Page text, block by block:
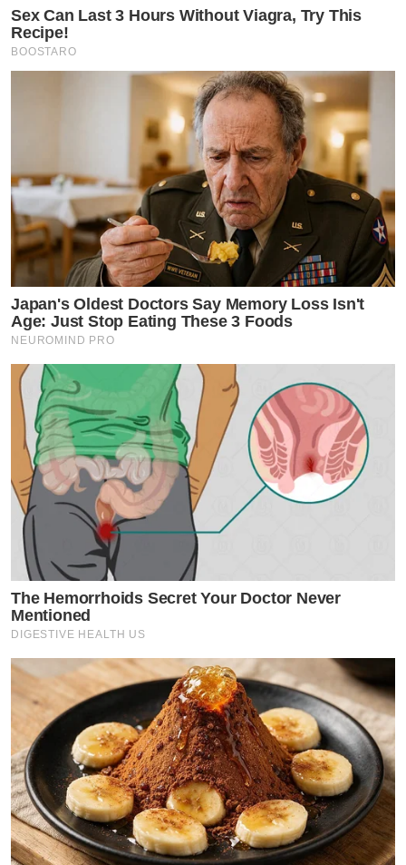
by TVPOOL ONLINE
Sex Can Last 3 Hours Without Viagra, Try This
Recipe!
BOOSTARO
Japan's Oldest Doctors Say Memory Loss Isn't
Age: Just Stop Eating These 3 Foods
NEUROMIND PRO
The Hemorrhoids Secret Your Doctor Never
Mentioned
DIGESTIVE HEALTH US